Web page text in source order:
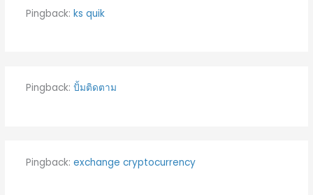
Pingback: ks quik
Pingback: ปั้มติดตาม
Pingback: exchange cryptocurrency